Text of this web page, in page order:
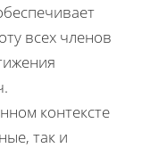
всех членов
контексте
так и